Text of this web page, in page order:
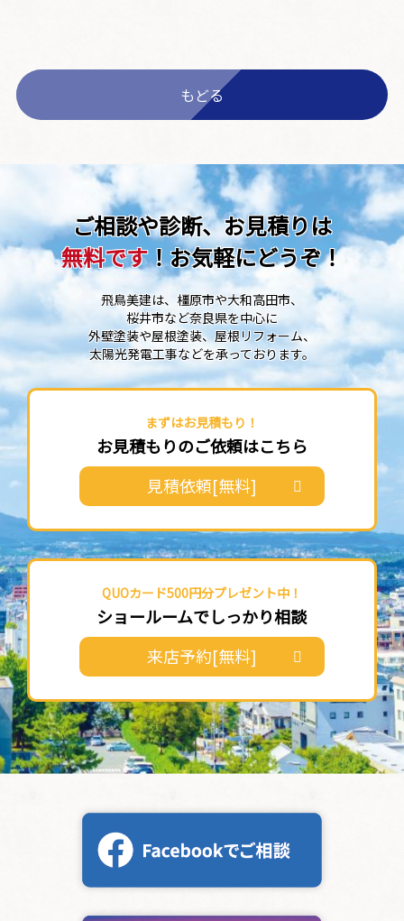
もどる
ご相談や診断、お見積りは
無料です！お気軽にどうぞ！
飛鳥美建は、橿原市や大和高田市、
桜井市など奈良県を中心に
外壁塗装や屋根塗装、屋根リフォーム、
太陽光発電工事などを承っております。
まずはお見積もり！
お見積もりのご依頼はこちら
見積依頼[無料]
QUOカード500円分プレゼント中！
ショールームでしっかり相談
来店予約[無料]